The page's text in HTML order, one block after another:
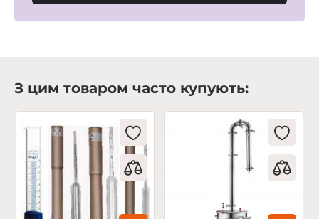
З цим товаром часто купують: